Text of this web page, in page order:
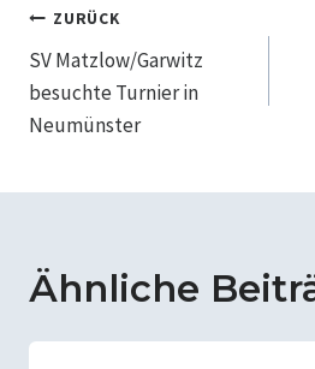
ZURÜCK
SV Matzlow/Garwitz
besuchte Turnier in
Neumünster
Ähnliche